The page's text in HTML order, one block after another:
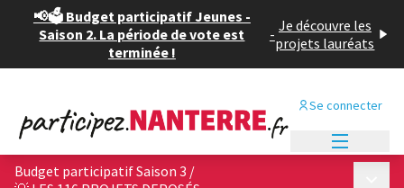
📢🗳️ Budget participatif Jeunes -
Saison 2. La période de vote est
terminée !
- Je découvre les
projets lauréats
Se connecter
Budget participatif Saison 3 /